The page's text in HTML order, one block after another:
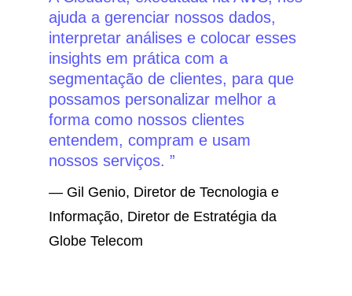
ajuda a gerenciar nossos dados,
interpretar análises e colocar esses
insights em prática com a
segmentação de clientes, para que
possamos personalizar melhor a
forma como nossos clientes
entendem, compram e usam
nossos serviços.
— Gil Genio, Diretor de Tecnologia e
Informação, Diretor de Estratégia da
Globe Telecom